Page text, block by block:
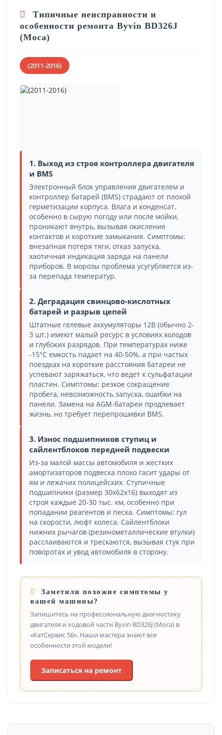
Типичные неисправности и
особенности ремонта Byvin BD326J
(Moca)
(2011-2016)
1. Выход из строя контроллера двигателя
и BMS
Электронный блок управления двигателем и
контроллер батарей (BMS) страдают от плохой
герметизации корпуса. Влага и конденсат,
особенно в сырую погоду или после мойки,
проникают внутрь, вызывая окисление
контактов и короткие замыкания. Симптомы:
внезапная потеря тяги, отказ запуска,
хаотичная индикация заряда на панели
приборов. В морозы проблема усугубляется из-
за перепада температур.
2. Деградация свинцово-кислотных
батарей и разрыв цепей
Штатные гелевые аккумуляторы 12В (обычно 2-
3 шт.) имеют малый ресурс в условиях холодов
и глубоких разрядов. При температурах ниже
-15°C емкость падает на 40-50%, а при частых
поездках на короткие расстояния батареи не
успевают заряжаться, что ведет к сульфатации
пластин. Симптомы: резкое сокращение
пробега, невозможность запуска, ошибки на
панели. Замена на AGM-батареи продлевает
жизнь, но требует перепрошивки BMS.
3. Износ подшипников ступиц и
сайлентблоков передней подвески
Из-за малой массы автомобиля и жестких
амортизаторов подвеска плохо гасит удары от
ям и лежачих полицейских. Ступичные
подшипники (размер 30x62x16) выходят из
строя каждые 20-30 тыс. км, особенно при
попадании реагентов и песка. Симптомы: гул
на скорости, люфт колеса. Сайлентблоки
нижних рычагов (резинометаллические втулки)
расслаиваются и трескаются, вызывая стук при
поворотах и увод автомобиля в сторону.
Заметили похожие симптомы у
вашей машины?
Запишитесь на профессиональную диагностику
двигателя и ходовой части Byvin BD326J (Moca) в
«КатСервис 56». Наши мастера знают все
особенности этой модели!
Записаться на ремонт